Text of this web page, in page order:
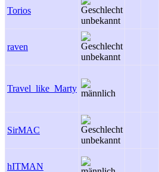
Torios
raven
Travel_like_Marty
SirMAC
hITMAN